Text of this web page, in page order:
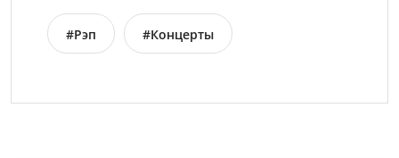
#Рэп #Концерты